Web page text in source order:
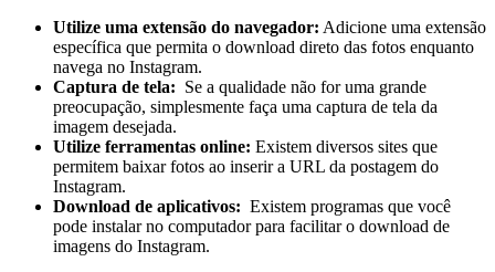
Utilize uma extensão do navegador: Adicione uma extensão
específica que permita o‌ download direto das fotos enquanto
navega no Instagram.
Captura de tela: ‍ Se a qualidade não for uma grande
preocupação, simplesmente faça uma​ captura de tela da
imagem desejada.
Utilize ferramentas online: ​Existem ‍diversos sites que
permitem baixar fotos ao inserir‍ a URL da postagem do
Instagram.
Download de aplicativos: ‌ Existem⁤ programas que você
pode⁢ instalar no computador‍ para facilitar o download de
imagens do Instagram.